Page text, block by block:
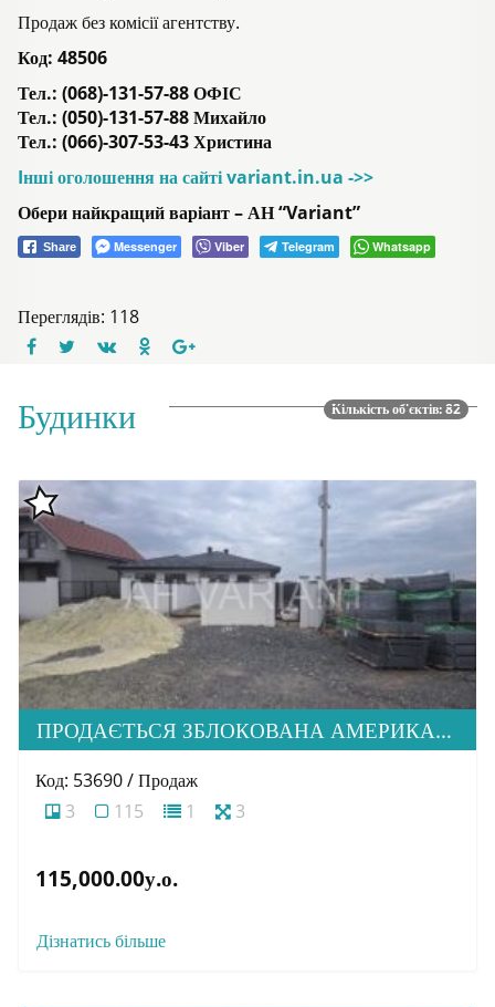
Продаж без комісії агентству.
Код: 48506
Тел.: (068)-131-57-88 ОФІС
Тел.: (050)-131-57-88 Михайло
Тел.: (066)-307-53-43 Христина
Iнші оголошення на сайті variant.in.ua ->>
Обери найкращий варіант – АН “Variant”
Share Messenger Viber Telegram Whatsapp
Переглядів: 118
Будинки Кількість об'єктів: 82
ПРОДАЄТЬСЯ ЗБЛОКОВАНА АМЕРИКАНКА НА СТАДІЇ БУДІВНИЦТВА В М. УЖГОРОД
Код: 53690 / Продаж
3
115 1 3
115,000.00у.о.
Дізнатись більше